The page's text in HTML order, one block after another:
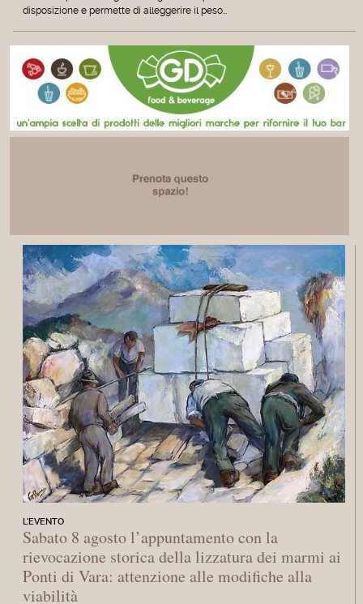
disposizione e permette di alleggerire il peso…
L'EVENTO
Sabato 8 agosto l’appuntamento con la
rievocazione storica della lizzatura dei marmi ai
Ponti di Vara: attenzione alle modifiche alla
viabilità